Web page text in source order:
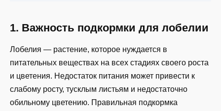
1. Важность подкормки для лобелии
Лобелия — растение, которое нуждается в
питательных веществах на всех стадиях своего роста
и цветения. Недостаток питания может привести к
слабому росту, тусклым листьям и недостаточно
обильному цветению. Правильная подкормка